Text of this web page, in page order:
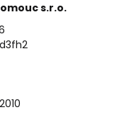
s.r.o.